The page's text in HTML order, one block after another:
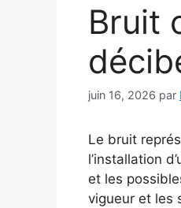
Bruit
juin 16, 2026 par
Le bruit
l’installation
et les
vigueur et les